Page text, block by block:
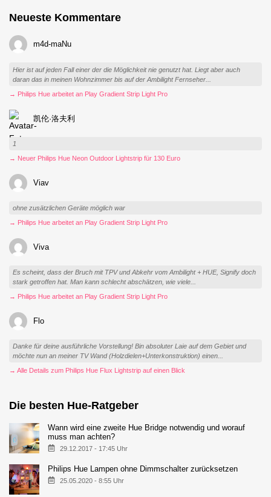
Neueste Kommentare
m4d-maNu
Hier ist auf jeden Fall einer der die Möglichkeit nie genutzt hat. Liegt aber auch
daran das in meinen Wohnzimmer bis auf der Ambilight Fernseher...
→ Philips Hue arbeitet an Play Gradient Strip Light Pro
凯伦·洛夫利
1
→ Neuer Philips Hue Neon Outdoor Lightstrip für 130 Euro
Viav
ohne zusätzlichen Geräte möglich war
→ Philips Hue arbeitet an Play Gradient Strip Light Pro
Viva
Es scheint, dass der Bruch mit TPV und Abkehr vom Ambilight + HUE, Signify doch
stark getroffen hat. Man kann schlecht abschätzen, wie viele...
→ Philips Hue arbeitet an Play Gradient Strip Light Pro
Flo
Danke für deine ausführliche Vorstellung! Bin absoluter Laie auf dem Gebiet und
möchte nun an meiner TV Wand (Holzdielen+Unterkonstruktion) einen...
→ Alle Details zum Philips Hue Flux Lightstrip auf einen Blick
Die besten Hue-Ratgeber
Wann wird eine zweite Hue Bridge notwendig und worauf
muss man achten?
29.12.2017 - 17:45 Uhr
Philips Hue Lampen ohne Dimmschalter zurücksetzen
25.05.2020 - 8:55 Uhr